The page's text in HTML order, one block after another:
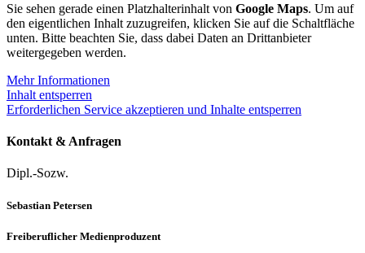
Sie sehen gerade einen Platzhalterinhalt von Google Maps. Um auf
den eigentlichen Inhalt zuzugreifen, klicken Sie auf die Schaltfläche
unten. Bitte beachten Sie, dass dabei Daten an Drittanbieter
weitergegeben werden.
Mehr Informationen
Inhalt entsperren
Erforderlichen Service akzeptieren und Inhalte entsperren
Kontakt & Anfragen
Dipl.-Sozw.
Sebastian Petersen
Freiberuflicher Medienproduzent